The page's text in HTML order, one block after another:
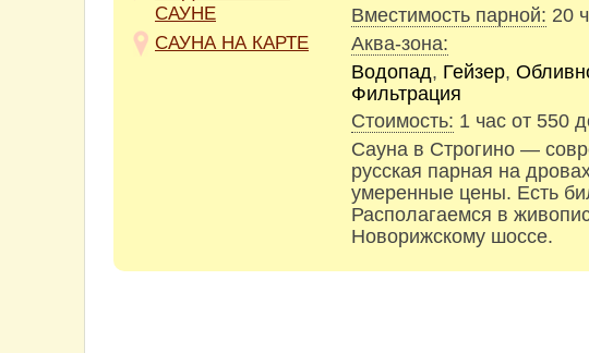
САУНЕ
САУНА НА КАРТЕ
Вместимость парной: 20
Аква-зона:
Водопад, Гейзер,
Фильтрация
Стоимость: 1 час от 550
Сауна в Строгино —
русская парная на
умеренные цены. Есть
Располагаемся в
Новорижскому шоссе.